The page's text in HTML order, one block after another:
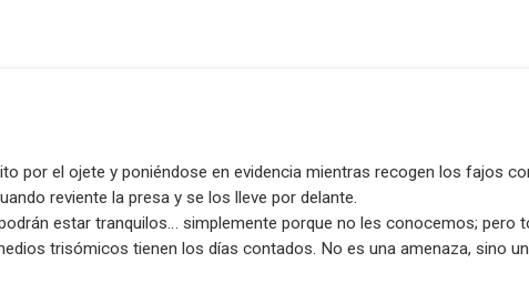
por el ojete y poniéndose en evidencia mientras recogen los fajos
reviente la presa y se los lleve por delante.
estar tranquilos… simplemente porque no les conocemos; pero
trisómicos tienen los días contados. No es una amenaza, sino